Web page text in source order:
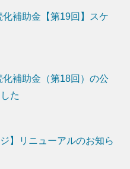
化補助金【第19回】スケ
化補助金（第18回）の公
た
】リニューアルのお知ら